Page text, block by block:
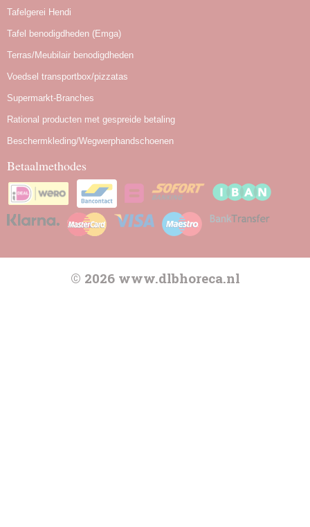
Tafelgerei Hendi
Tafel benodigdheden (Emga)
Terras/Meubilair benodigdheden
Voedsel transportbox/pizzatas
Supermarkt-Branches
Rational producten met gespreide betaling
Beschermkleding/Wegwerphandschoenen
Betaalmethodes
© 2026 www.dlbhoreca.nl